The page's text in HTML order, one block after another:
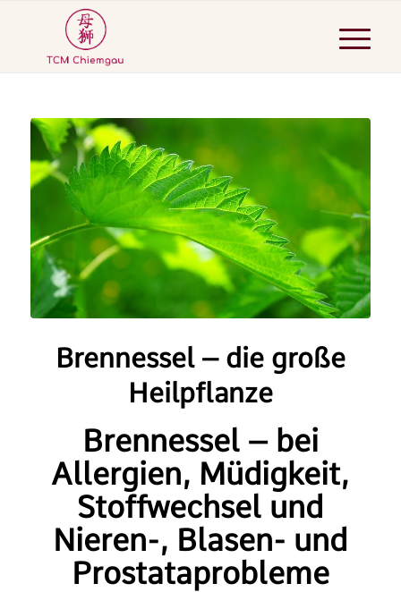
Brennessel – die große
Heilpflanze
Brennessel – bei
Allergien, Müdigkeit,
Stoffwechsel und
Nieren-, Blasen- und
Prostataprobleme